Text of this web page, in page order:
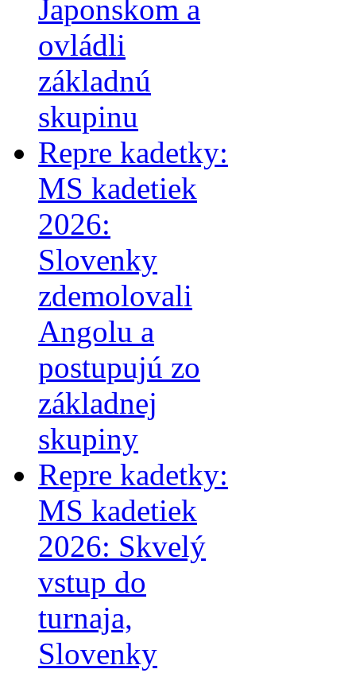
Japonskom a
ovládli
základnú
skupinu
Repre kadetky:
MS kadetiek
2026:
Slovenky
zdemolovali
Angolu a
postupujú zo
základnej
skupiny
Repre kadetky:
MS kadetiek
2026: Skvelý
vstup do
turnaja,
Slovenky